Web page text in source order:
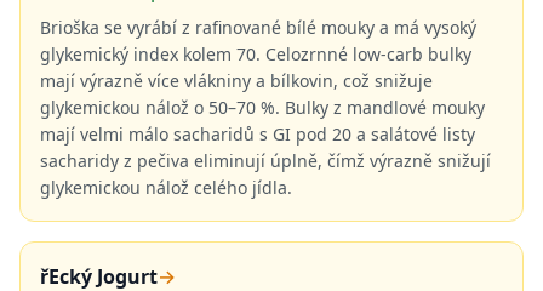
Brioška se vyrábí z rafinované bílé mouky a má vysoký
glykemický index kolem 70. Celozrnné low-carb bulky
mají výrazně více vlákniny a bílkovin, což snižuje
glykemickou nálož o 50–70 %. Bulky z mandlové mouky
mají velmi málo sacharidů s GI pod 20 a salátové listy
sacharidy z pečiva eliminují úplně, čímž výrazně snižují
glykemickou nálož celého jídla.
řEcký Jogurt→